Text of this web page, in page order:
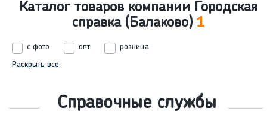
Каталог товаров компании Городская
справка (Балаково) 1
с фото опт
розница
Раскрыть все
Справочные службы